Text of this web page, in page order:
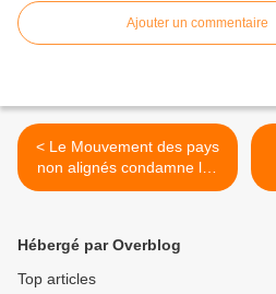
Ajouter un commentaire
< Le Mouvement des pays
non alignés condamne les
agressions israéliennes
Hébergé par Overblog
Top articles